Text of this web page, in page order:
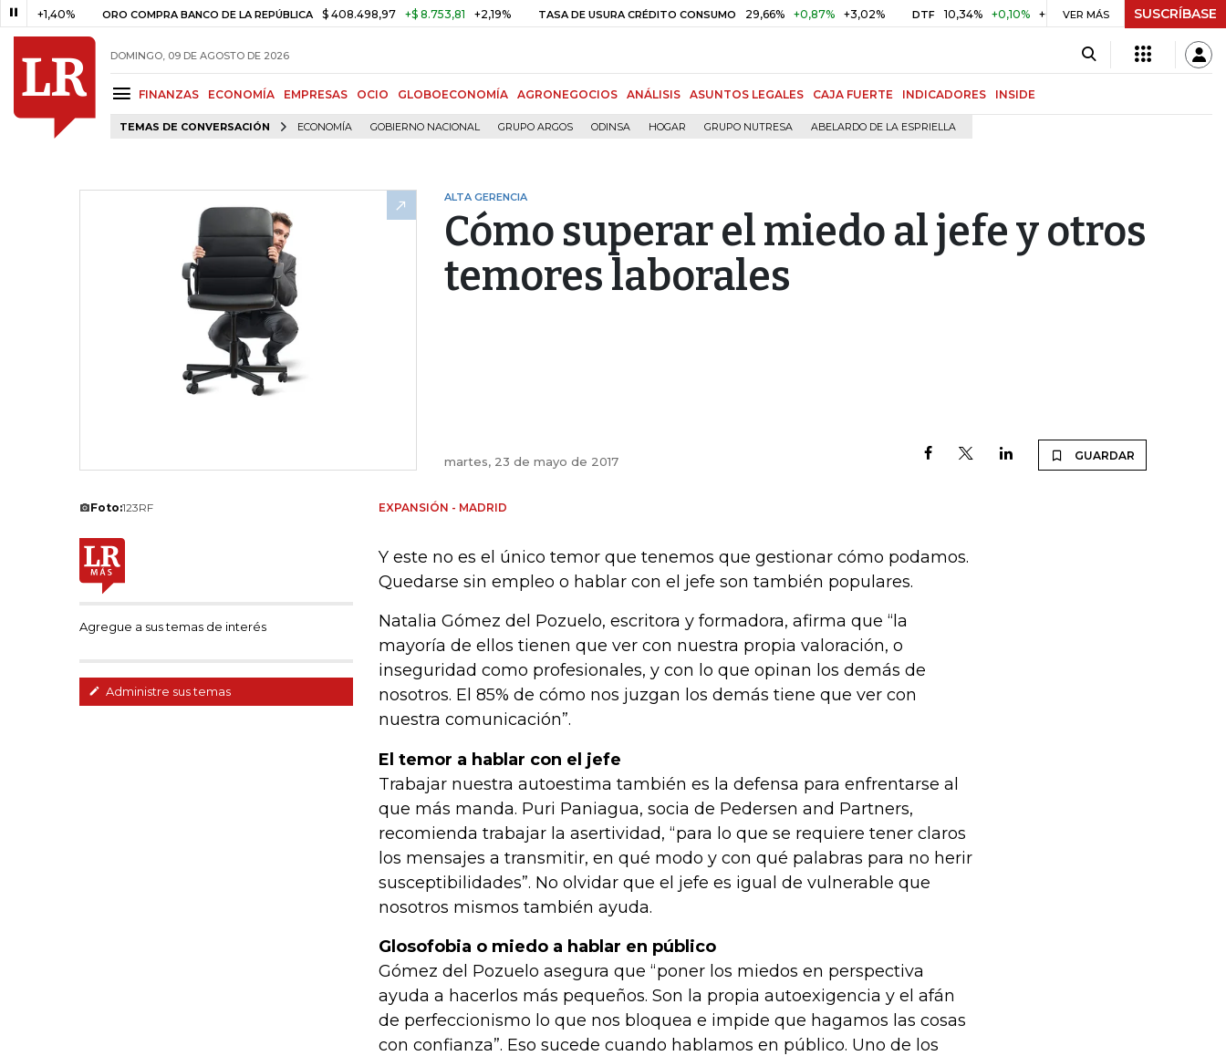
+1,40% ORO COMPRA BANCO DE LA REPÚBLICA $ 408.498,97 +$ 8.753,81 +2,19% TASA DE USURA CRÉDITO CONSUMO 29,66% +0,87% +3,02% DTF 10,34% +0,10% +0,98% UVR $ 417,01 +$ 0,05
VER MÁS SUSCRÍBASE
DOMINGO, 09 DE AGOSTO DE 2026
FINANZAS ECONOMÍA EMPRESAS OCIO GLOBOECONOMÍA AGRONEGOCIOS ANÁLISIS ASUNTOS LEGALES CAJA FUERTE INDICADORES INSIDE
TEMAS DE CONVERSACIÓN ECONOMÍA GOBIERNO NACIONAL GRUPO ARGOS ODINSA HOGAR GRUPO NUTRESA ABELARDO DE LA ESPRIELLA
ALTA GERENCIA
Cómo superar el miedo al jefe y otros
temores laborales
martes, 23 de mayo de 2017 GUARDAR
Foto:123RF
Agregue a sus temas de interés
Administre sus temas
EXPANSIÓN - MADRID
Y este no es el único temor que tenemos que gestionar cómo podamos.
Quedarse sin empleo o hablar con el jefe son también populares.
Natalia Gómez del Pozuelo, escritora y formadora, afirma que “la
mayoría de ellos tienen que ver con nuestra propia valoración, o
inseguridad como profesionales, y con lo que opinan los demás de
nosotros. El 85% de cómo nos juzgan los demás tiene que ver con
nuestra comunicación”.
El temor a hablar con el jefe
Trabajar nuestra autoestima también es la defensa para enfrentarse al
que más manda. Puri Paniagua, socia de Pedersen and Partners,
recomienda trabajar la asertividad, “para lo que se requiere tener claros
los mensajes a transmitir, en qué modo y con qué palabras para no herir
susceptibilidades”. No olvidar que el jefe es igual de vulnerable que
nosotros mismos también ayuda.
Glosofobia o miedo a hablar en público
Gómez del Pozuelo asegura que “poner los miedos en perspectiva
ayuda a hacerlos más pequeños. Son la propia autoexigencia y el afán
de perfeccionismo lo que nos bloquea e impide que hagamos las cosas
con confianza”. Eso sucede cuando hablamos en público. Uno de los